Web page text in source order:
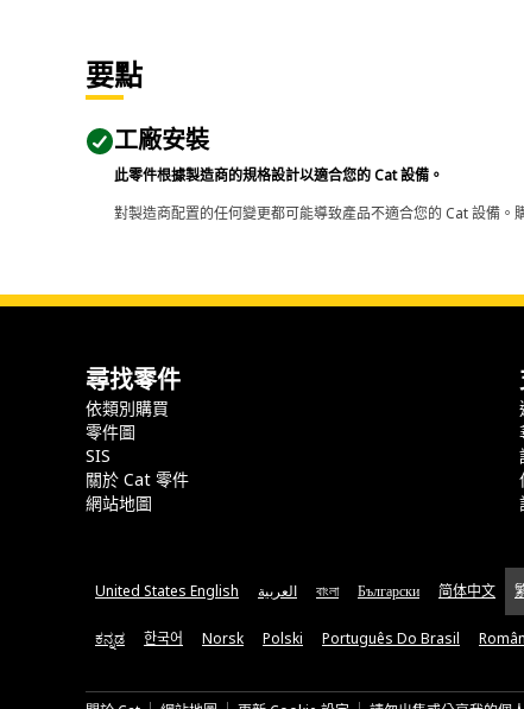
要點
工廠安裝
此零件根據製造商的規格設計以適合您的 Cat 設備。
對製造商配置的任何變更都可能導致產品不適合您的 Cat 設備
尋找零件
依類別購買
零件圖
SIS
關於 Cat 零件
網站地圖
United States English العربية বাংলা Български 简体中文
ಕನ್ನಡ 한국어 Norsk Polski Português Do Brasil